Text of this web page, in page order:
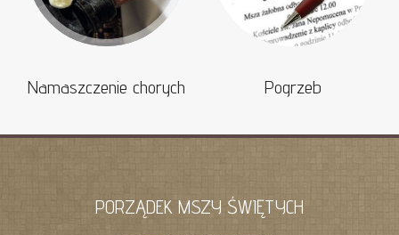
Namaszczenie chorych Pogrzeb
PORZĄDEK MSZY ŚWIĘTYCH